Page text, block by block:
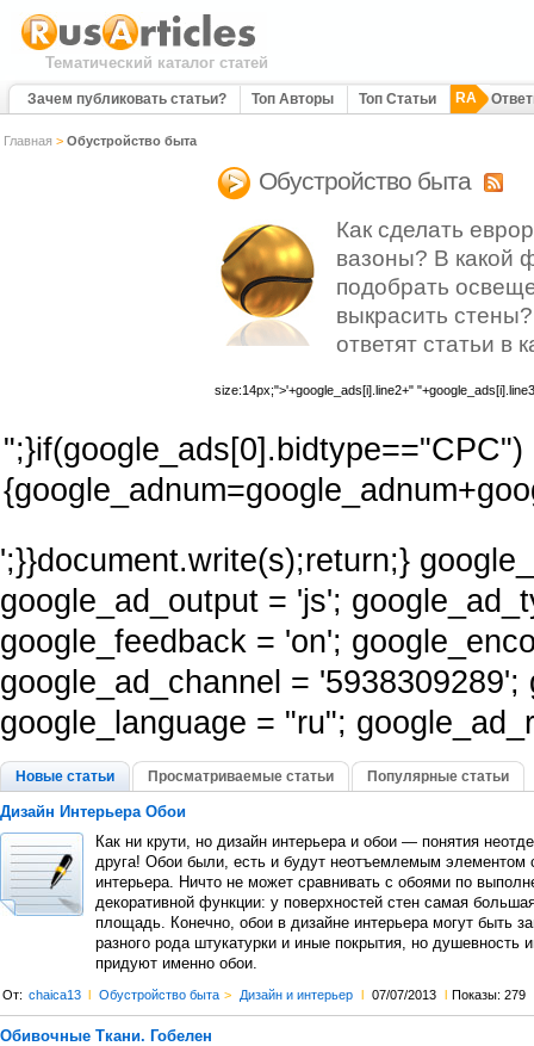
Тематический каталог статей
Зачем публиковать статьи? Топ Авторы Топ Статьи RA
Главная >Обустройство быта
Обустройство быта
Как сделать
вазоны? В какой
подобрать
выкрасить
ответят статьи в
size:14px;">'+google_ads[i].line2+"
";}if(google_ads[0].bidtype=="CPC")
';}}document.write(s);return;}
google_ad_output = 'js';
google_feedback = 'on';
google_ad_channel =
google_language = "ru";
Новые статьи Просматриваемые статьи Популярные статьи
Дизайн Интерьера Обои
Как ни крути, но дизайн интерьера и обои — понятия
друга! Обои были, есть и будут неотъемлемым элементом
интерьера. Ничто не может сравнивать с обоями по
декоративной функции: у поверхностей стен самая
площадь. Конечно, обои в дизайне интерьера могут быть
разного рода штукатурки и иные покрытия, но душевность
придуют именно обои.
От: chaica13 l Обустройство быта > Дизайн и интерьер l 07/07/2013 l Показы: 279
Обивочные Ткани. Гобелен